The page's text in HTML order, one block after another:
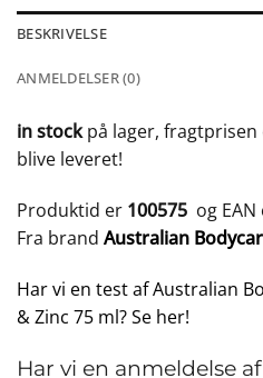
BESKRIVELSE
ANMELDELSER (0)
in stockpå lager, fragtprisen
blive leveret!
Produktid er 100575 og EAN
Fra brand Australian
Har vi en test af Australian
& Zinc 75 ml? Se her!
Har vi en anmeldelse af